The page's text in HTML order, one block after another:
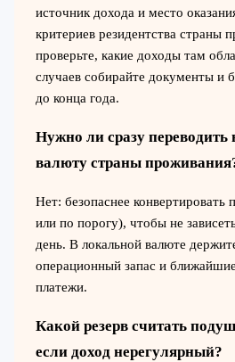
источник дохода и место
критериев резидентства страны
проверьте, какие доходы там
случаев собирайте документы и
до конца года.
Нужно ли сразу переводить
валюту страны
Нет: безопаснее конвертировать
или по порогу), чтобы не
день. В локальной валюте
операционный запас и
платежи.
Какой резерв считать
если доход нерегулярный?